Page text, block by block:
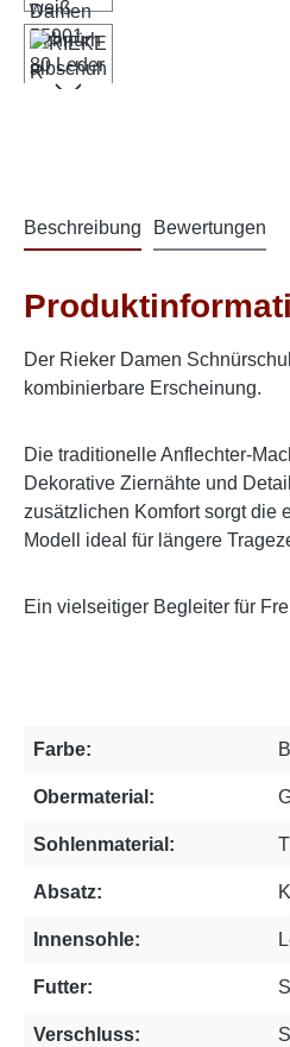
Beschreibung Bewertungen
Der Rieker Damen
kombinierbare Erscheinung.
Die traditionelle Anflechter-
Dekorative Ziernähte und
zusätzlichen Komfort sorgt die
Modell ideal für längere
Ein vielseitiger Begleiter für
Farbe:
Obermaterial:
Sohlenmaterial:
Absatz:
Innensohle:
Futter:
Verschluss: